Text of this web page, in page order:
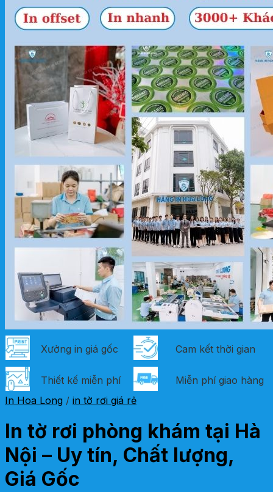
Xưởng in giá gốc Cam kết thời gian
Thiết kế miễn phí
Miễn phí giao hàng
In Hoa Long / in tờ rơi giá rẻ
In tờ rơi phòng khám tại Hà
Nội – Uy tín, Chất lượng,
Giá Gốc